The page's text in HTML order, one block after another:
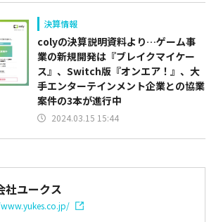
決算情報
colyの決算説明資料より…ゲーム事
業の新規開発は『ブレイクマイケー
ス』、Switch版『オンエア！』、大
手エンターテインメント企業との協業
案件の3本が進行中
2024.03.15 15:44
社ユークス